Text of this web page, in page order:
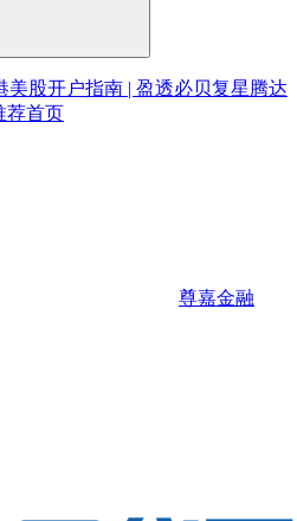
美股开户指南 | 盈透必贝复星腾达
荐首页
尊嘉金融